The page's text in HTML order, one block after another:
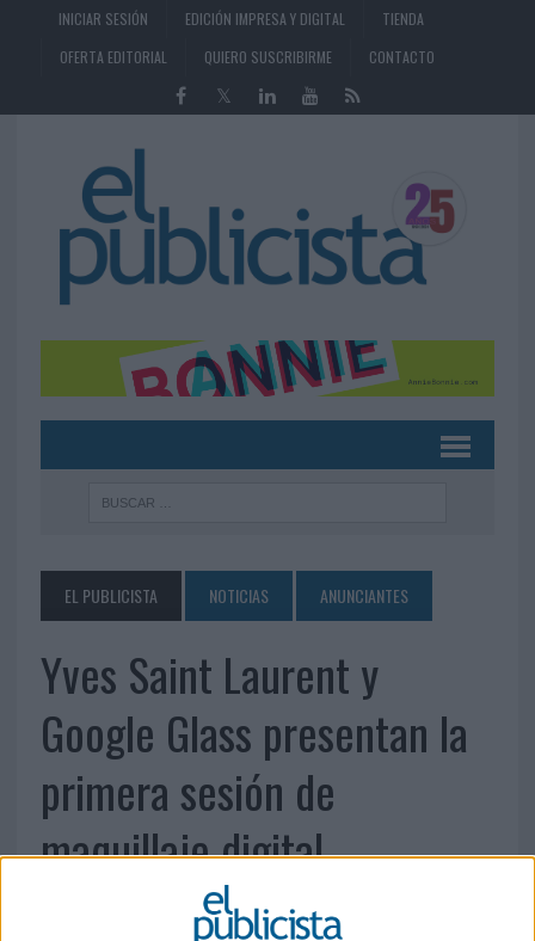
INICIAR SESIÓN EDICIÓN IMPRESA Y DIGITAL
TIENDA
OFERTA EDITORIAL
QUIERO SUSCRIBIRME CONTACTO
EL PUBLICISTA NOTICIAS ANUNCIANTES
Yves Saint Laurent y
Google Glass presentan la
primera sesión de
maquillaje digital